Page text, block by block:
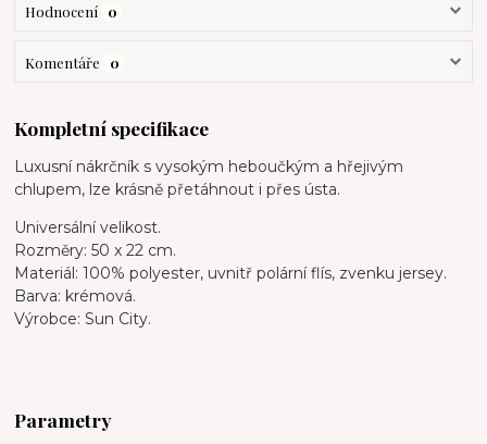
Hodnocení 0
Komentáře 0
Kompletní specifikace
Luxusní nákrčník s vysokým heboučkým a hřejivým
chlupem, lze krásně přetáhnout i přes ústa.
Universální velikost.
Rozměry: 50 x 22 cm.
Materiál: 100% polyester, uvnitř polární flís, zvenku jersey.
Barva: krémová.
Výrobce: Sun City.
Parametry